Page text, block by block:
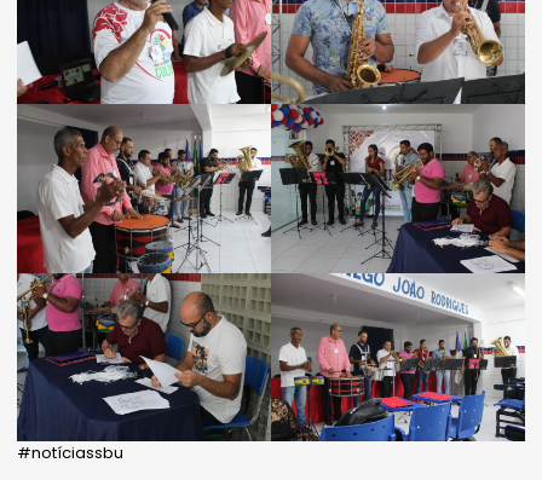
#notíciassbu